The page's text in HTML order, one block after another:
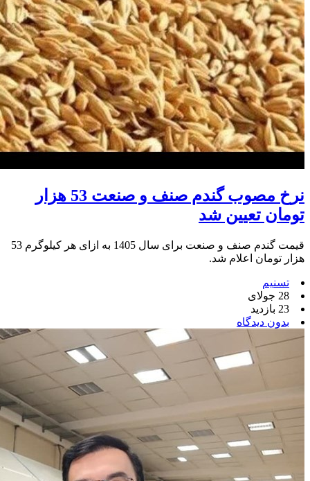
نرخ مصوب گندم صنف و صنعت 53 هزار
تومان تعیین شد
قیمت گندم صنف و صنعت برای سال 1405 به ازای هر کیلوگرم 53
هزار تومان اعلام شد.
تسنیم
28 جولای
23 بازدید
بدون دیدگاه